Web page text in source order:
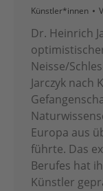
Künstler*innen
Dr. Heinrich
Neisse/
Jarczyk nach
Europa aus
führte. Das
Berufes hat
Künstler